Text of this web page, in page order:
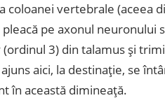
coloanei vertebrale (aceea
pe axonul neuronului
3) din talamus şi
aici, la destinaţie, se
în această dimineaţă.